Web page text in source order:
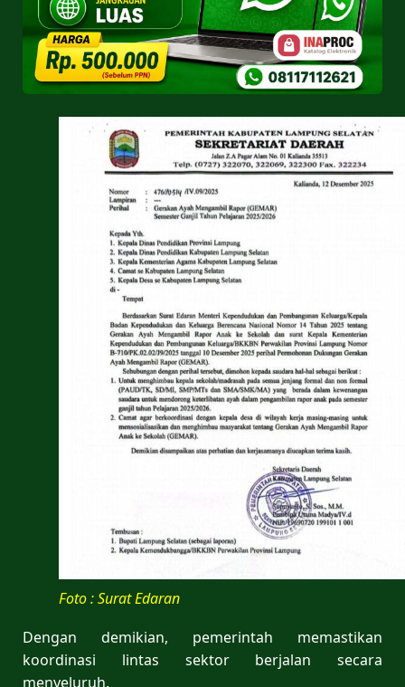
Foto : Surat Edaran
Dengan demikian, pemerintah memastikan
koordinasi lintas sektor berjalan secara
menyeluruh.